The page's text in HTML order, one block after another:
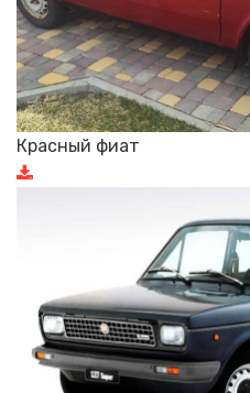
Красный фиат